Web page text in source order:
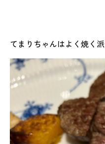
てまりちゃんはよく焼く派